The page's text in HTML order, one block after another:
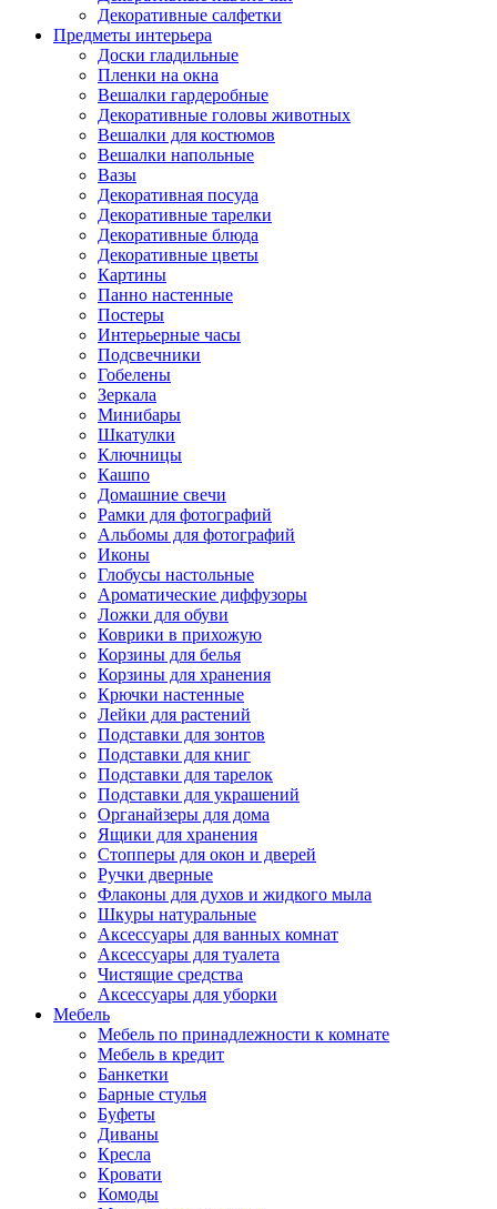
Декоративные салфетки
Предметы интерьера
Доски гладильные
Пленки на окна
Вешалки гардеробные
Декоративные головы животных
Вешалки для костюмов
Вешалки напольные
Вазы
Декоративная посуда
Декоративные тарелки
Декоративные блюда
Декоративные цветы
Картины
Панно настенные
Постеры
Интерьерные часы
Подсвечники
Гобелены
Зеркала
Минибары
Шкатулки
Ключницы
Кашпо
Домашние свечи
Рамки для фотографий
Альбомы для фотографий
Иконы
Глобусы настольные
Ароматические диффузоры
Ложки для обуви
Коврики в прихожую
Корзины для белья
Корзины для хранения
Крючки настенные
Лейки для растений
Подставки для зонтов
Подставки для книг
Подставки для тарелок
Подставки для украшений
Органайзеры для дома
Ящики для хранения
Стопперы для окон и дверей
Ручки дверные
Флаконы для духов и жидкого мыла
Шкуры натуральные
Аксессуары для ванных комнат
Аксессуары для туалета
Чистящие средства
Аксессуары для уборки
Мебель
Мебель по принадлежности к комнате
Мебель в кредит
Банкетки
Барные стулья
Буфеты
Диваны
Кресла
Кровати
Комоды